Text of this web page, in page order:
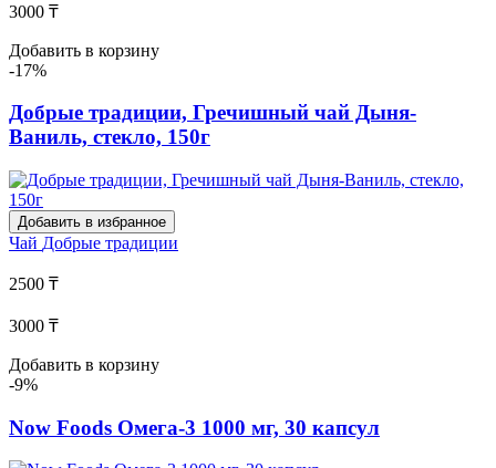
3000 ₸
Добавить в корзину
-17%
Добрые традиции, Гречишный чай Дыня-
Ваниль, стекло, 150г
Добавить в избранное
Чай Добрые традиции
2500 ₸
3000 ₸
Добавить в корзину
-9%
Now Foods Омега-3 1000 мг, 30 капсул